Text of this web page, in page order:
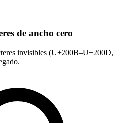
de ancho cero
invisibles (U+200B–U+200D,